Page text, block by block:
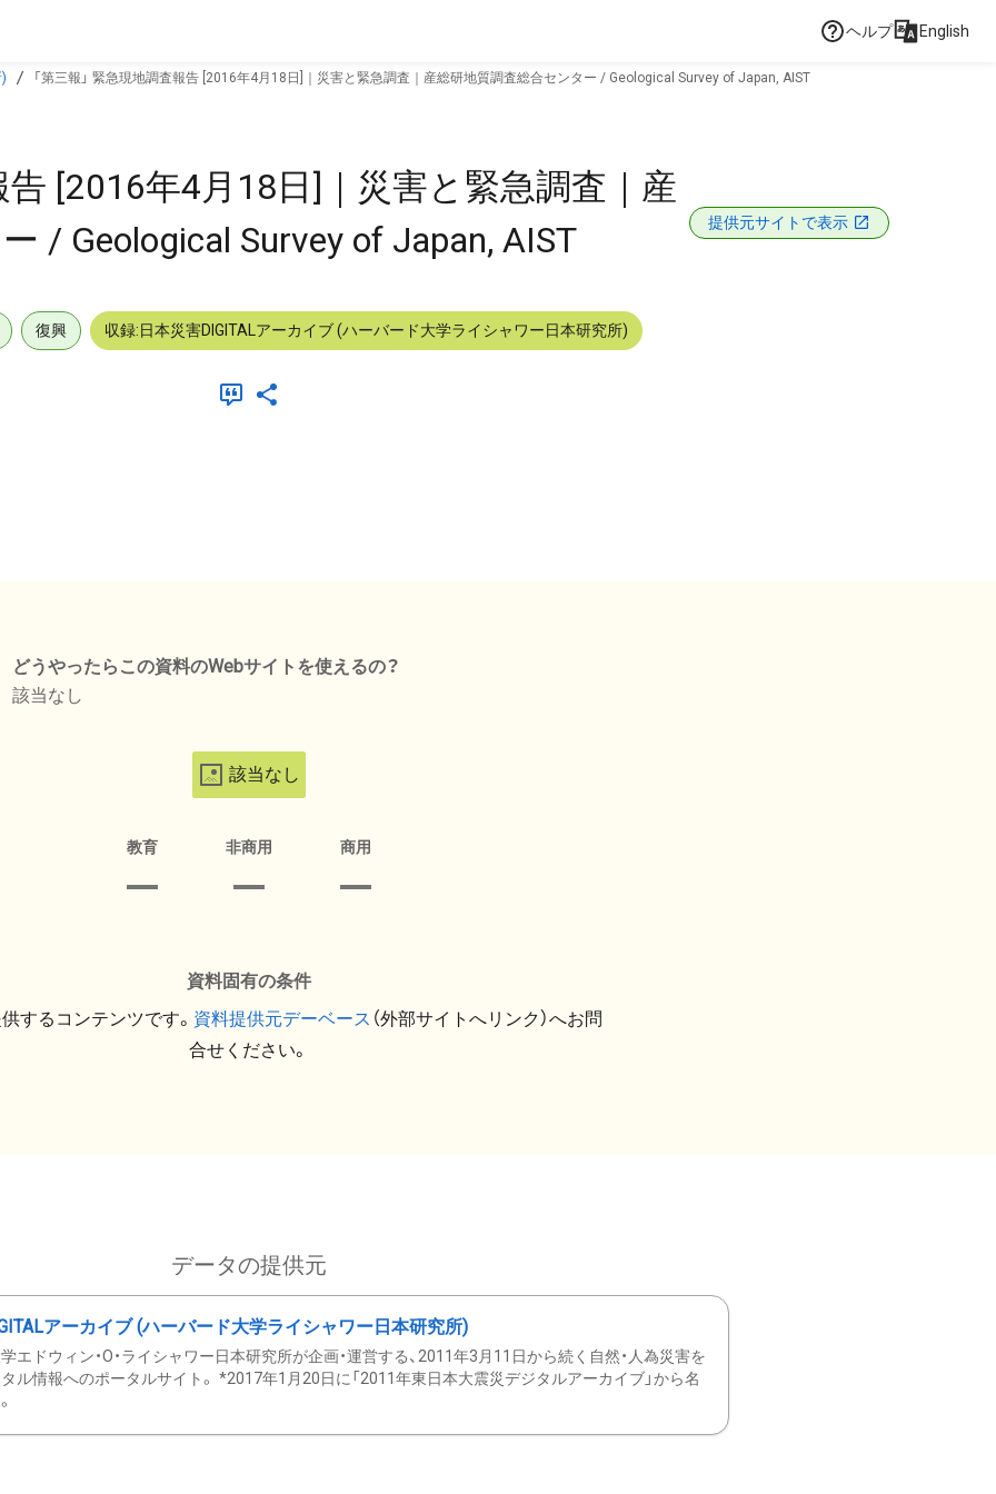
ヘルプ English
「第三報」 緊急現地調査報告 [2016年4月18日]｜災害と緊急調査｜産総研地質調査総合センター / Geological Survey of Japan, AIST
告 [2016年4月18日]｜災害と緊急調査｜産
/ Geological Survey of Japan, AIST
提供元サイトで表示
復興 収録:日本災害DIGITALアーカイブ (ハーバード大学ライシャワー日本研究所)
どうやったらこの資料のWebサイトを使えるの？
該当なし
該当なし
教育 非商用 商用
資料固有の条件
するコンテンツです。 資料提供元デーベース （外部サイトへリンク）へお問
合せください。
データの提供元
アーカイブ (ハーバード大学ライシャワー日本研究所)
エドウィン・O・ライシャワー日本研究所が企画・運営する、2011年3月11日から続く自然・人為災害を
ル情報へのポータルサイト。 *2017年1月20日に「2011年東日本大震災デジタルアーカイブ」から名